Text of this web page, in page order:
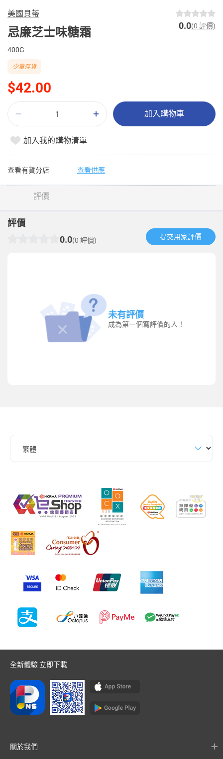
美國貝蒂
忌廉芝士味糖霜 0.0(0 評價)
400G
$42.00
少量存貨
加入購物車
加入我的購物清單
查看有貨分店 查看供應
評價
評價
0.0(0 評價) 提交用家評價​
未有評價
成為第一個寫評價的人！
全新體驗 立即下載
關於我們